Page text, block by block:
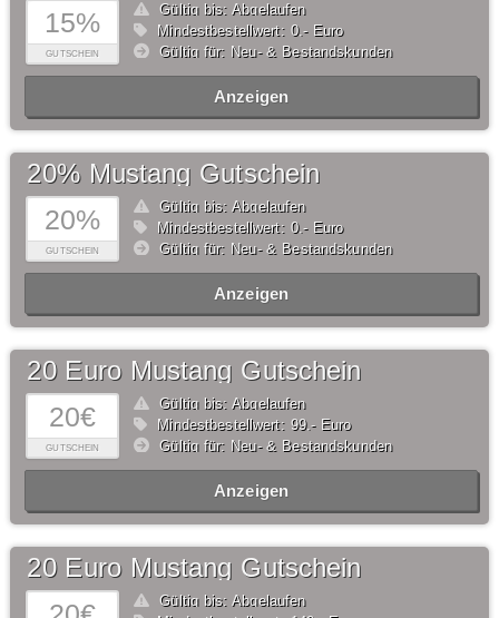
15%
GUTSCHEIN
Gültig bis: Abgelaufen
Mindestbestellwert: 0,- Euro
Gültig für: Neu- & Bestandskunden
Anzeigen
20%
GUTSCHEIN
20% Mustang Gutschein
Gültig bis: Abgelaufen
Mindestbestellwert: 0,- Euro
Gültig für: Neu- & Bestandskunden
Anzeigen
20€
GUTSCHEIN
20 Euro Mustang Gutschein
Gültig bis: Abgelaufen
Mindestbestellwert: 99,- Euro
Gültig für: Neu- & Bestandskunden
Anzeigen
20 Euro Mustang Gutschein
Gültig bis: Abgelaufen